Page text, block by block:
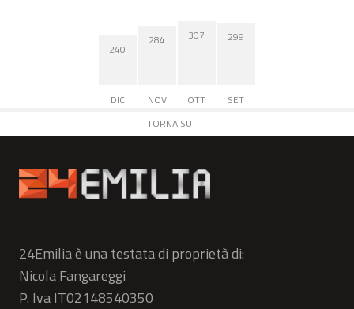
240
DIC
284
NOV
307
OTT
299
SET
TORNA SU
24Emilia è una testata di proprietà di:
Nicola Fangareggi
P. Iva IT02148540350